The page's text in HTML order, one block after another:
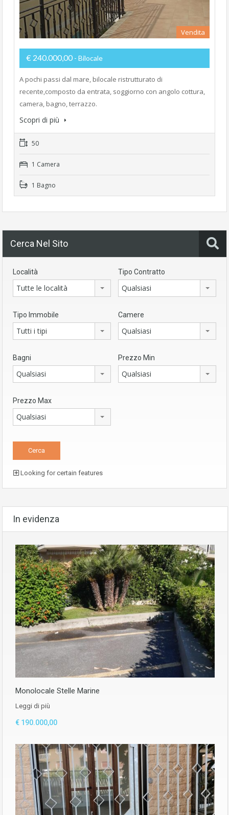
Vendita
€ 240.000,00 - Bilocale
A pochi passi dal mare, bilocale ristrutturato di
recente,composto da entrata, soggiorno con angolo cottura,
camera, bagno, terrazzo.
Scopri di più
50
1 Camera
1 Bagno
Cerca Nel Sito
Località
Tutte le località
Tipo Contratto
Qualsiasi
Tipo Immobile
Tutti i tipi
Camere
Qualsiasi
Bagni
Qualsiasi
Prezzo Min
Qualsiasi
Prezzo Max
Qualsiasi
Looking for certain features
In evidenza
Monolocale Stelle Marine
Leggi di più
€ 190.000,00